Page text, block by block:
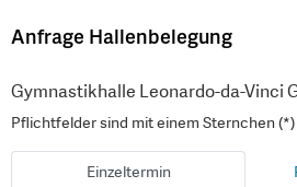
Anfrage Hallenbelegung
Gymnastikhalle Leonardo-da-Vinci
Pflichtfelder sind mit einem Sternchen
Einzeltermin